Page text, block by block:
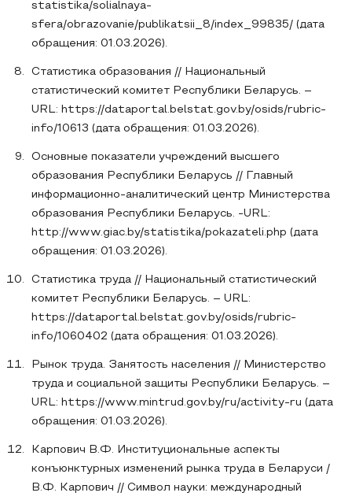
statistika/solialnaya-
sfera/obrazovanie/publikatsii_8/index_99835/ (дата
обращения: 01.03.2026).
Статистика образования // Национальный
статистический комитет Республики Беларусь. –
URL: https://dataportal.belstat.gov.by/osids/rubric-
info/10613 (дата обращения: 01.03.2026).
Основные показатели учреждений высшего
образования Республики Беларусь // Главный
информационно-аналитический центр Министерства
образования Республики Беларусь. -URL:
http://www.giac.by/statistika/pokazateli.php (дата
обращения: 01.03.2026).
Статистика труда // Национальный статистический
комитет Республики Беларусь. – URL:
https://dataportal.belstat.gov.by/osids/rubric-
info/1060402 (дата обращения: 01.03.2026).
Рынок труда. Занятость населения // Министерство
труда и социальной защиты Республики Беларусь. –
URL: https://www.mintrud.gov.by/ru/activity-ru (дата
обращения: 01.03.2026).
Карпович В.Ф. Институциональные аспекты
конъюнктурных изменений рынка труда в Беларуси /
В.Ф. Карпович // Символ науки: международный